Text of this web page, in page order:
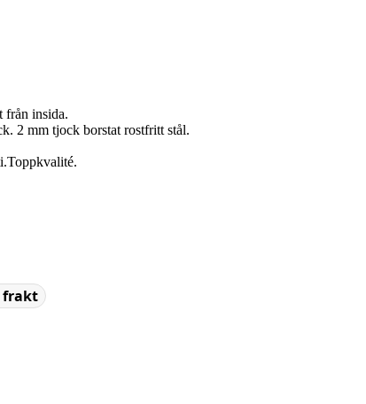
från insida.
2 mm tjock borstat rostfritt stål.
frakt